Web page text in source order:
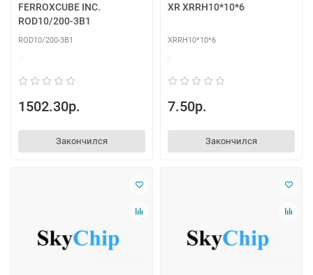
FERROXCUBE INC.
ROD10/200-3B1
ROD10/200-3B1
1502.30р.
Закончился
XR XRRH10*10*6
XRRH10*10*6
7.50р.
Закончился